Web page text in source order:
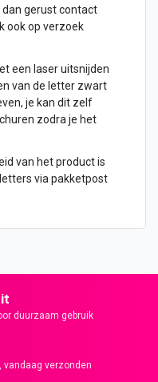
gerust contact
ook op verzoek
een laser uitsnijden
van de letter zwart
je kan dit zelf
zodra je het
van het product is
via pakketpost
duurzaam gebruik
vandaag verzonden